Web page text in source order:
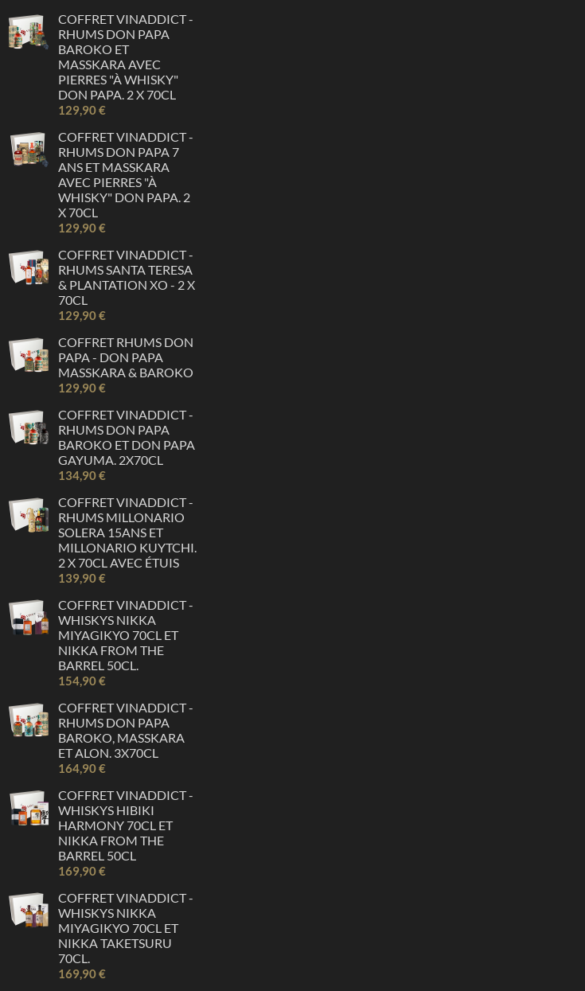
COFFRET VINADDICT -
RHUMS DON PAPA
BAROKO ET
MASSKARA AVEC
PIERRES "À WHISKY"
DON PAPA. 2 X 70CL
129,90 €
COFFRET VINADDICT -
RHUMS DON PAPA 7
ANS ET MASSKARA
AVEC PIERRES "À
WHISKY" DON PAPA. 2
X 70CL
129,90 €
COFFRET VINADDICT -
RHUMS SANTA TERESA
& PLANTATION XO - 2 X
70CL
129,90 €
COFFRET RHUMS DON
PAPA - DON PAPA
MASSKARA & BAROKO
129,90 €
COFFRET VINADDICT -
RHUMS DON PAPA
BAROKO ET DON PAPA
GAYUMA. 2X70CL
134,90 €
COFFRET VINADDICT -
RHUMS MILLONARIO
SOLERA 15ANS ET
MILLONARIO KUYTCHI.
2 X 70CL AVEC ÉTUIS
139,90 €
COFFRET VINADDICT -
WHISKYS NIKKA
MIYAGIKYO 70CL ET
NIKKA FROM THE
BARREL 50CL.
154,90 €
COFFRET VINADDICT -
RHUMS DON PAPA
BAROKO, MASSKARA
ET ALON. 3X70CL
164,90 €
COFFRET VINADDICT -
WHISKYS HIBIKI
HARMONY 70CL ET
NIKKA FROM THE
BARREL 50CL
169,90 €
COFFRET VINADDICT -
WHISKYS NIKKA
MIYAGIKYO 70CL ET
NIKKA TAKETSURU
70CL.
169,90 €